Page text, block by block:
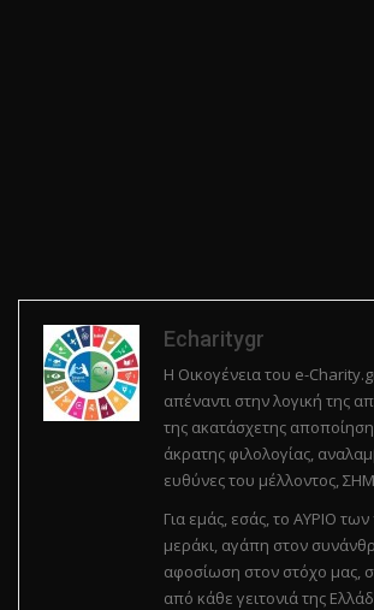
Echaritygr
Η Οικογένεια του e-
απέναντι στην λογική της
της ακατάσχετης
άκρατης φιλολογίας,
ευθύνες του μέλλοντος,
Για εμάς, εσάς, το ΑΥΡΙΟ
μεράκι, αγάπη στον
αφοσίωση στον στόχο μας,
από κάθε γειτονιά της